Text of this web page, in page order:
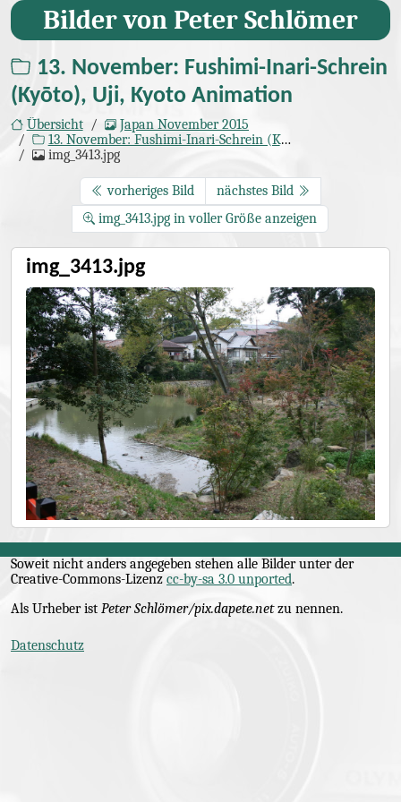
Bilder von Peter Schlömer
13. November: Fushimi-Inari-Schrein
(Kyōto), Uji, Kyoto Animation
Übersicht
Japan November 2015
13. November: Fushimi-Inari-Schrein (Kyōto), Uji, Kyoto Animation
img_3413.jpg
vorheriges Bild
nächstes Bild
img_3413.jpg in voller Größe anzeigen
img_3413.jpg
Soweit nicht anders angegeben stehen alle Bilder unter der
Creative-Commons-Lizenz cc-by-sa 3.0 unported.
Als Urheber ist Peter Schlömer/pix.dapete.netzu nennen.
Datenschutz